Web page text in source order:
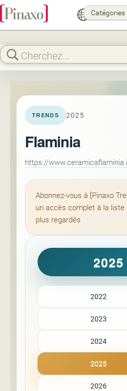
Catégories
TRENDS 2025
Flaminia
https://
Abonnez-vous à [Pinaxo
un accès complet à la
plus regardés
2025
2022
2023
2024
2025
2026